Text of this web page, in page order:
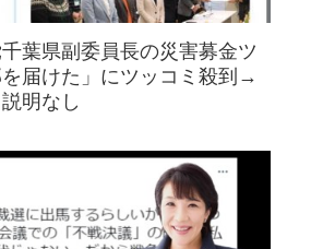
葉県副委員長の災害募金ツ
届けた」にツッコミ殺到→
明なし